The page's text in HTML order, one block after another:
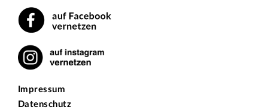
Impressum
Datenschutz